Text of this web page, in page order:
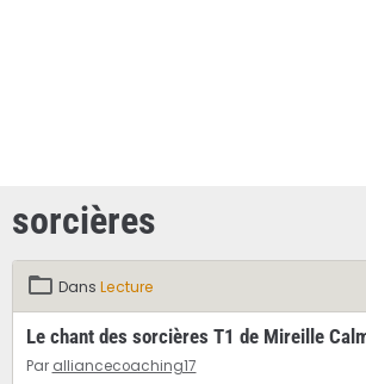
sorcières
Dans Lecture
Le chant des sorcières T1 de Mireille
Par alliancecoaching17